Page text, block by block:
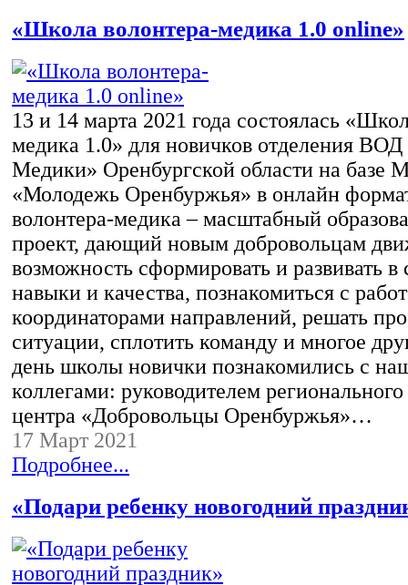
«Школа волонтера-медика 1.0 online»
13 и 14 марта 2021 года состоялась
медика 1.0» для новичков отделения
Медики» Оренбургской области на
«Молодежь Оренбуржья» в онлайн
волонтера-медика – масштабный
проект, дающий новым добровольцам
возможность сформировать и развивать в
навыки и качества, познакомиться с
координаторами направлений, решать
ситуации, сплотить команду и многое
день школы новички познакомились с
коллегами: руководителем
центра «Добровольцы Оренбуржья»…
17 Март 2021
Подробнее...
«Подари ребенку новогодний